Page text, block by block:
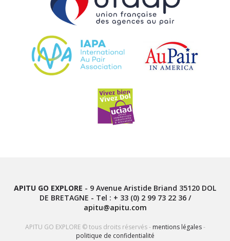
APITU GO EXPLORE - 9 Avenue Aristide Briand 35120 DOL
DE BRETAGNE - Tel : + 33 (0) 2 99 73 22 36/
apitu@apitu.com
APITU GO EXPLORE © tous droits réservés - mentions légales-
politique de confidentialité